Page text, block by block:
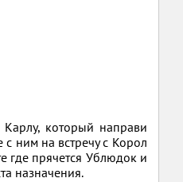
который направи
с ним на встречу с Корол
где прячется Ублюдок и
назначения.